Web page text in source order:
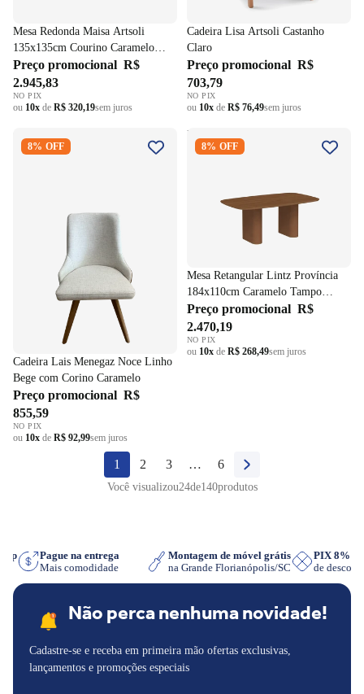
Mesa Redonda Maisa Artsoli
135x135cm Courino Caramelo
Tampo com Vidro Off White
Preço promocional R$
2.945,83
NO PIX
ou 10x de R$ 320,19sem juros
Cadeira Lisa Artsoli Castanho
Claro
Preço promocional R$
703,79
NO PIX
ou 10x de R$ 76,49sem juros
Linho Bege com Corino
8% OFF
Cadeira Lais Menegaz Noce Linho
Bege com Corino Caramelo
Preço promocional R$
855,59
NO PIX
ou 10x de R$ 92,99sem juros
Mesa Retangular Lintz
Província 184x110cm
8% OFF
Mesa Retangular Lintz Província
184x110cm Caramelo Tampo
Canella
Preço promocional R$
2.470,19
NO PIX
ou 10x de R$ 268,49sem juros
1 2 3 … 6
Você visualizou24de140produtos
Pague na entrega
Mais comodidade
Montagem de móvel grátis
na Grande Florianópolis/SC
PIX 8%
de
Não perca nenhuma novidade!
Cadastre-se e receba em primeira mão ofertas exclusivas,
lançamentos e promoções especiais